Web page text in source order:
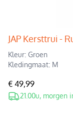
JAP Kersttrui -
Kleur: Groen
Kledingmaat: M
€ 49,99
21.00u, morgen